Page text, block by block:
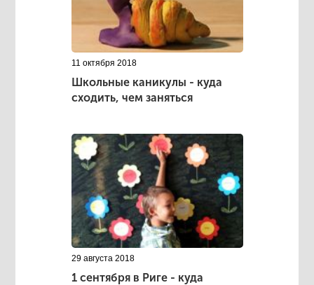
11 октября 2018
Школьные каникулы - куда
сходить, чем заняться
29 августа 2018
1 сентября в Риге - куда